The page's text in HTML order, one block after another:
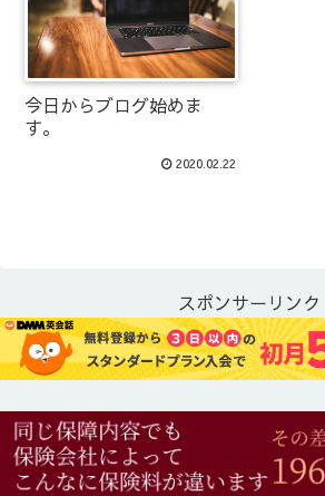
今日からブログ始めま
す。
2020.02.22
スポンサーリンク